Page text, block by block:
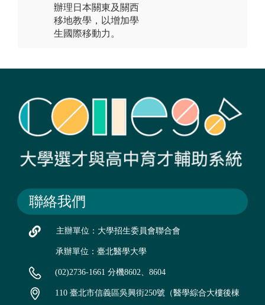
辦理日本關東及關西
移地教學，以增加學
生國際移動力。
聯絡我們
主辦單位：大學招生委員會聯合會
承辦單位：臺北醫學大學
(02)2736-1661 分機8602、8604
110 臺北市信義區吳興街250號（醫學綜合大樓後棟